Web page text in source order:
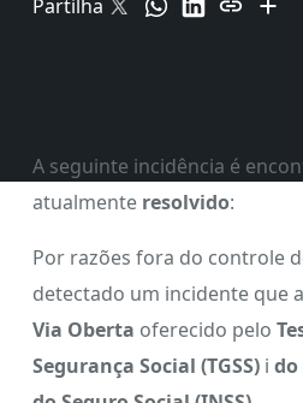
Partilha
A seguinte incidência é
atualmente resolvido:
Por razões fora do controle
detectado um incidente que
Via Oberta oferecido pelo
Segurança Social (TGSS) i